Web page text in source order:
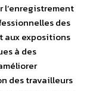
l’enregistrement
des
aux expositions
à des
des travailleurs